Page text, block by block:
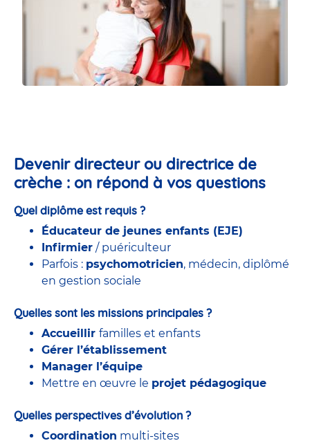
Devenir directeur ou directrice de
crèche : on répond à vos questions
Quel diplôme est requis ?
Éducateur de jeunes enfants (EJE)
Infirmier / puériculteur
Parfois : psychomotricien, médecin, diplômé
en gestion sociale
Quelles sont les missions principales ?
Accueillir familles et enfants
Gérer l’établissement
Manager l’équipe
Mettre en œuvre le projet pédagogique
Quelles perspectives d’évolution ?
Coordination multi-sites